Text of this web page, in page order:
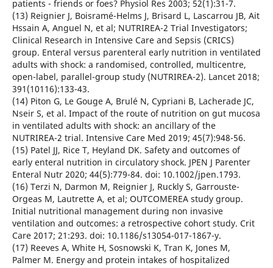
patients - friends or foes? Physiol Res 2003; 52(1):31-7.
(13) Reignier J, Boisramé-Helms J, Brisard L, Lascarrou JB, Ait
Hssain A, Anguel N, et al; NUTRIREA-2 Trial Investigators;
Clinical Research in Intensive Care and Sepsis (CRICS)
group. Enteral versus parenteral early nutrition in ventilated
adults with shock: a randomised, controlled, multicentre,
open-label, parallel-group study (NUTRIREA-2). Lancet 2018;
391(10116):133-43.
(14) Piton G, Le Gouge A, Brulé N, Cypriani B, Lacherade JC,
Nseir S, et al. Impact of the route of nutrition on gut mucosa
in ventilated adults with shock: an ancillary of the
NUTRIREA-2 trial. Intensive Care Med 2019; 45(7):948-56.
(15) Patel JJ, Rice T, Heyland DK. Safety and outcomes of
early enteral nutrition in circulatory shock. JPEN J Parenter
Enteral Nutr 2020; 44(5):779-84. doi: 10.1002/jpen.1793.
(16) Terzi N, Darmon M, Reignier J, Ruckly S, Garrouste-
Orgeas M, Lautrette A, et al; OUTCOMEREA study group.
Initial nutritional management during non invasive
ventilation and outcomes: a retrospective cohort study. Crit
Care 2017; 21:293. doi: 10.1186/s13054-017-1867-y.
(17) Reeves A, White H, Sosnowski K, Tran K, Jones M,
Palmer M. Energy and protein intakes of hospitalized